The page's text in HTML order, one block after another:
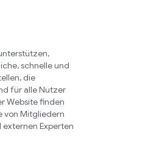
schnelle und
die
für alle Nutzer
Website finden
von Mitgliedern
externen Experten